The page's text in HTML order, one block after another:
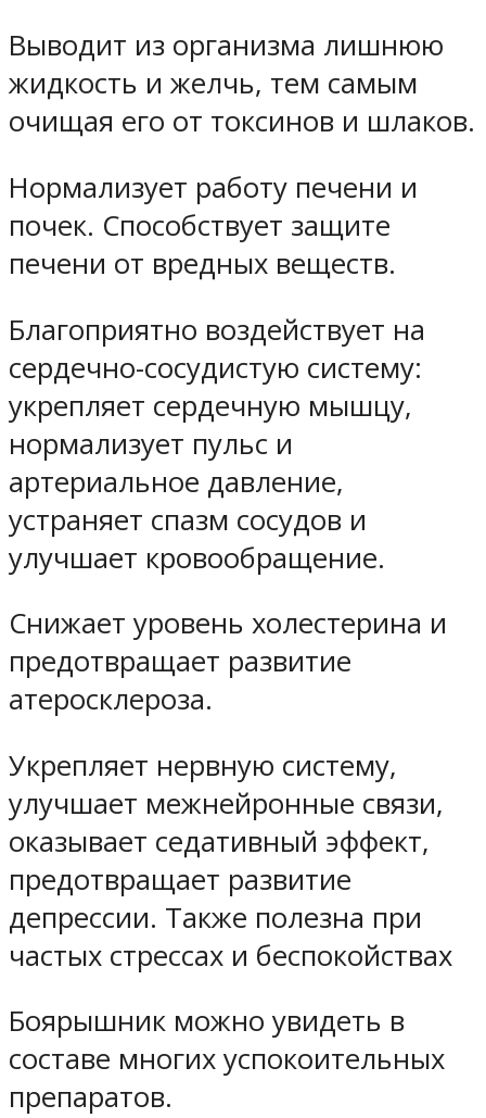
Выводит из организма лишнюю
жидкость и желчь, тем самым
очищая его от токсинов и шлаков.
Нормализует работу печени и
почек. Способствует защите
печени от вредных веществ.
Благоприятно воздействует на
сердечно-сосудистую систему:
укрепляет сердечную мышцу,
нормализует пульс и
артериальное давление,
устраняет спазм сосудов и
улучшает кровообращение.
Снижает уровень холестерина и
предотвращает развитие
атеросклероза.
Укрепляет нервную систему,
улучшает межнейронные связи,
оказывает седативный эффект,
предотвращает развитие
депрессии. Также полезна при
частых стрессах и беспокойствах
Боярышник можно увидеть в
составе многих успокоительных
препаратов.